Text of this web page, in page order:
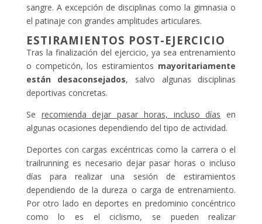
sangre. A excepción de disciplinas como la gimnasia o
el patinaje con grandes amplitudes articulares.
ESTIRAMIENTOS POST-EJERCICIO
Tras la finalización del ejercicio, ya sea entrenamiento
o competicón, los estiramientos mayoritariamente
están desaconsejados, salvo algunas disciplinas
deportivas concretas.
Se recomienda dejar pasar horas, incluso días en
algunas ocasiones dependiendo del tipo de actividad.
Deportes con cargas excéntricas como la carrera o el
trailrunning es necesario dejar pasar horas o incluso
días para realizar una sesión de estiramientos
dependiendo de la dureza o carga de entrenamiento.
Por otro lado en deportes en predominio concéntrico
como lo es el ciclismo, se pueden realizar